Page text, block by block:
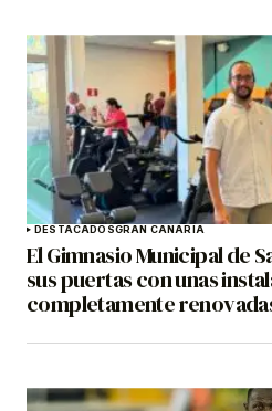
DESTACADOSGRAN CANARIA
El Gimnasio Municipal de
sus puertas con unas
completamente